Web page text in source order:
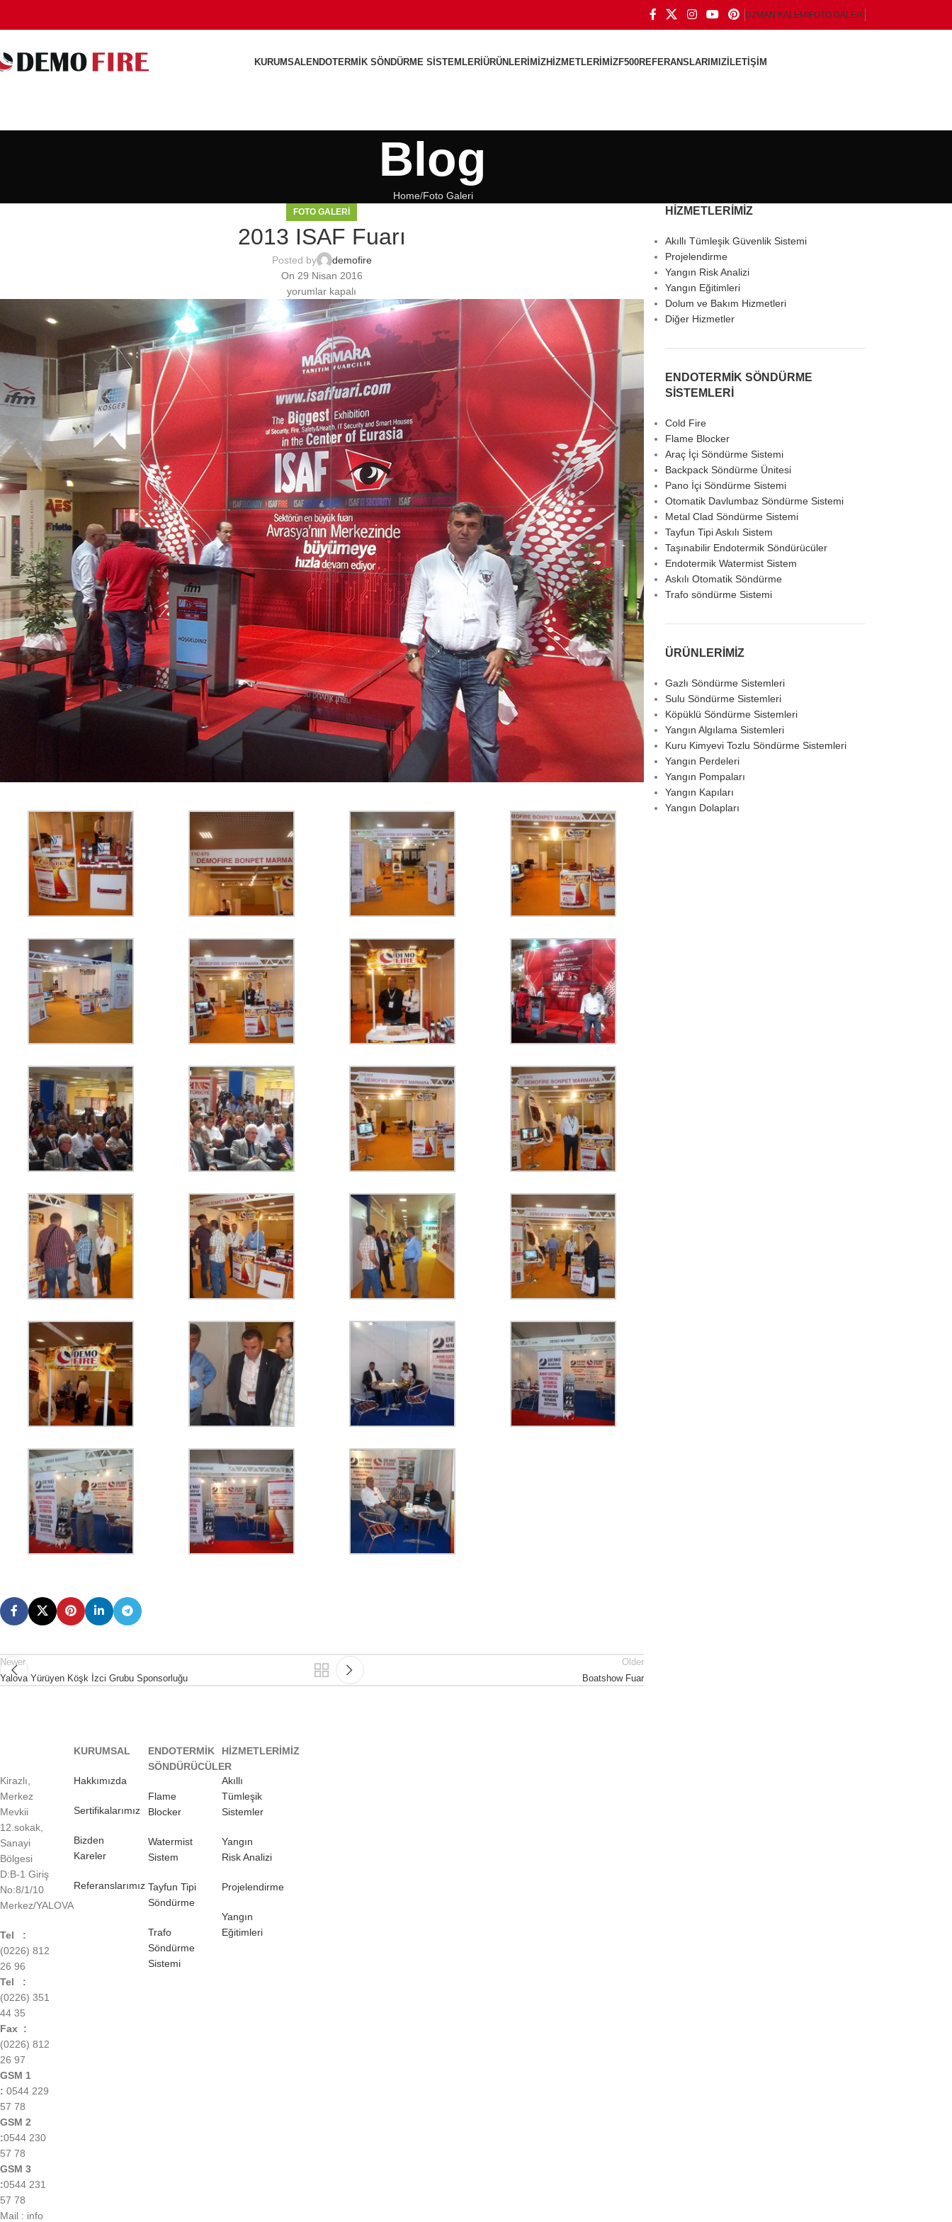
UZMAN KALEMI FOTO GALERI
KURUMSALENDOTERMIK SÖNDÜRME SISTEMLERIÜRÜNLERIMIZHIZMETLERIMIZF500REFERANSLARIMIZİLETIŞIM
Blog
Home Foto Galeri
FOTO GALERI
2013 ISAF Fuarı
Posted by
demofire
On 29 Nisan 2016
yorumlar kapalı
Newer
Yalova Yürüyen Köşk İzci Grubu Sponsorluğu
Older
Boatshow Fuar
HİZMETLERİMİZ
Akıllı Tümleşik Güvenlik Sistemi
Projelendirme
Yangın Risk Analizi
Yangın Eğitimleri
Dolum ve Bakım Hizmetleri
Diğer Hizmetler
ENDOTERMİK SÖNDÜRME
SİSTEMLERİ
Cold Fire
Flame Blocker
Araç İçi Söndürme Sistemi
Backpack Söndürme Ünitesi
Pano İçi Söndürme Sistemi
Otomatik Davlumbaz Söndürme Sistemi
Metal Clad Söndürme Sistemi
Tayfun Tipi Askılı Sistem
Taşınabilir Endotermik Söndürücüler
Endotermik Watermist Sistem
Askılı Otomatik Söndürme
Trafo söndürme Sistemi
ÜRÜNLERİMİZ
Gazlı Söndürme Sistemleri
Sulu Söndürme Sistemleri
Köpüklü Söndürme Sistemleri
Yangın Algılama Sistemleri
Kuru Kimyevi Tozlu Söndürme Sistemleri
Yangın Perdeleri
Yangın Pompaları
Yangın Kapıları
Yangın Dolapları
Kirazlı,
Merkez
Mevkii
12.sokak,
Sanayi
Bölgesi
D:B-1 Giriş
No:8/1/10
Merkez/YALOVA
Tel :
(0226) 812
26 96
Tel :
(0226) 351
44 35
Fax :
(0226) 812
26 97
GSM 1
: 0544 229
57 78
GSM 2
:0544 230
57 78
GSM 3
:0544 231
57 78
Mail : info
KURUMSAL
Hakkımızda
Sertifikalarımız
Bizden
Kareler
Referanslarımız
ENDOTERMİK
SÖNDÜRÜCÜLER
Flame
Blocker
Watermist
Sistem
Tayfun Tipi
Söndürme
Trafo
Söndürme
Sistemi
HİZMETLERİMİZ
Akıllı
Tümleşik
Sistemler
Yangın
Risk Analizi
Projelendirme
Yangın
Eğitimleri